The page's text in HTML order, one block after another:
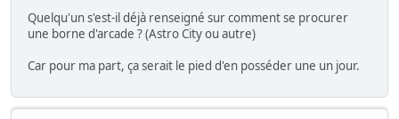
Quelqu'un s'est-il déjà renseigné sur comment se procurer
une borne d'arcade ? (Astro City ou autre)
Car pour ma part, ça serait le pied d'en posséder une un jour.